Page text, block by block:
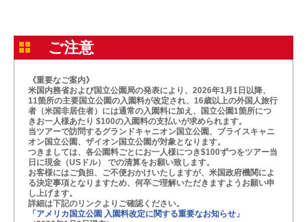
ご注意
《重要なご案内》
米国内務省および国立公園局の発表により、2026年1月1日以降、
11箇所の主要国立公園の入園料が改定され、16歳以上の外国人旅行
者（米国非居住者）には通常の入園料に加え、国立公園1箇所につ
きお一人様あたり $100の入園料の支払いが求められます。
当ツアーで訪問するグランドキャニオン国立公園、ブライスキャニ
オン国立公園、ザイオン国立公園が対象となります。
つきましては、各公園料ごとにお一人様につき$100ずつをツアー当
日に現金（USドル） での清算をお願い致します。
お客様にはご負担、ご不便おかけいたしますが、米国政府機関によ
る決定事項となりますため、何卒ご理解いただきますようお願い申
し上げます。
詳細は下記のリンクよりご確認ください。
「アメリカ国立公園 入園料改定に関する重要なお知らせ」